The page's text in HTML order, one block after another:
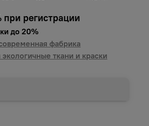
при регистрации
до 20%
фабрика
ткани и краски